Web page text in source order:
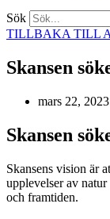
Sök
TILLBAKA TILL
Skansen
mars 22, 2023
Skansen
Skansens vision är
upplevelser av
och framtiden.